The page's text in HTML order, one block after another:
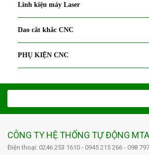
Linh kiện máy Laser
Dao cắt khắc CNC
PHỤ KIỆN CNC
CÔNG TY HỆ THỐNG TỰ ĐỘNG MTA
Điện thoại: 0246 253 1610 - 0945 215 266 - 098